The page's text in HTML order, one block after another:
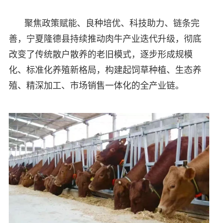
聚焦政策赋能、良种培优、科技助力、链条完
善，宁夏隆德县持续推动肉牛产业迭代升级，彻底
改变了传统散户散养的老旧模式，逐步形成规模
化、标准化养殖新格局，构建起饲草种植、生态养
殖、精深加工、市场销售一体化的全产业链。